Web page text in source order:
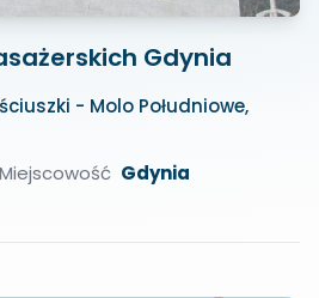
Gdynia
- Molo Południowe,
Miejscowość Gdynia